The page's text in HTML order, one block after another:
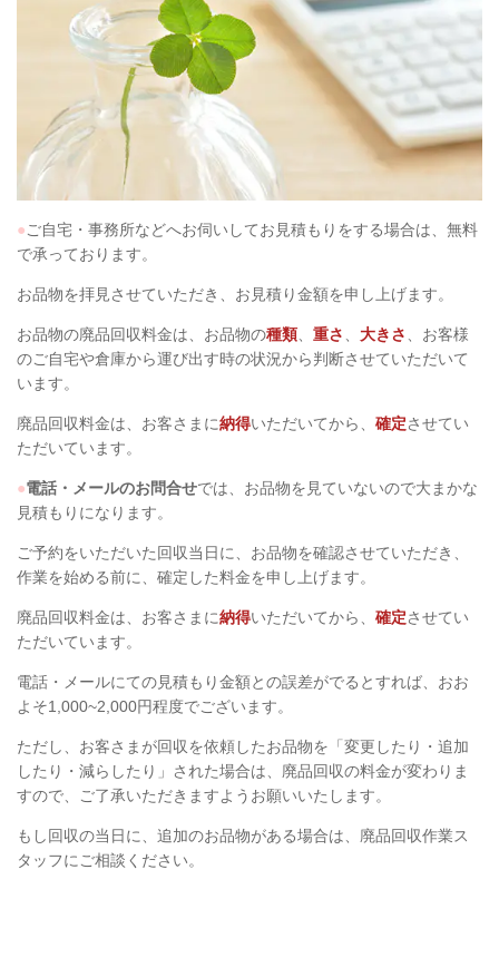
●ご自宅・事務所などへお伺いしてお見積もりをする場合は、無料
で承っております。
お品物を拝見させていただき、お見積り金額を申し上げます。
お品物の廃品回収料金は、お品物の種類 重さ 大きさ
、お客様
のご自宅や倉庫から運び出す時の状況から判断させていただいて
います。
廃品回収料金は、お客さまに納得いただいてから、 確定させてい
ただいています。
●電話・メールのお問合せでは、お品物を見ていないので大まかな
見積もりになります。
ご予約をいただいた回収当日に、お品物を確認させていただき、
作業を始める前に、確定した料金を申し上げます。
廃品回収料金は、お客さまに納得いただいてから、 確定させてい
ただいています。
電話・メールにての見積もり金額との誤差がでるとすれば、おお
よそ1,000~2,000円程度でございます。
ただし、お客さまが回収を依頼したお品物を「変更したり・追加
したり・減らしたり」された場合は、廃品回収の料金が変わりま
すので、ご了承いただきますようお願いいたします。
もし回収の当日に、追加のお品物がある場合は、廃品回収作業ス
タッフにご相談ください。